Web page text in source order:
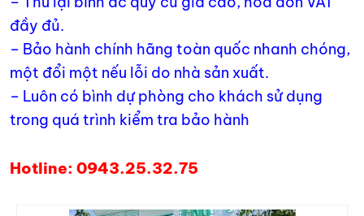
đầy đủ.
– Bảo hành chính hãng toàn quốc nhanh chóng,
một đổi một nếu lỗi do nhà sản xuất.
– Luôn có bình dự phòng cho khách sử dụng
trong quá trình kiểm tra bảo hành
Hotline: 0943.25.32.75